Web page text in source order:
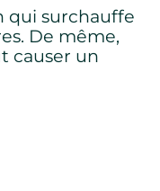
qui surchauffe
De même,
causer un